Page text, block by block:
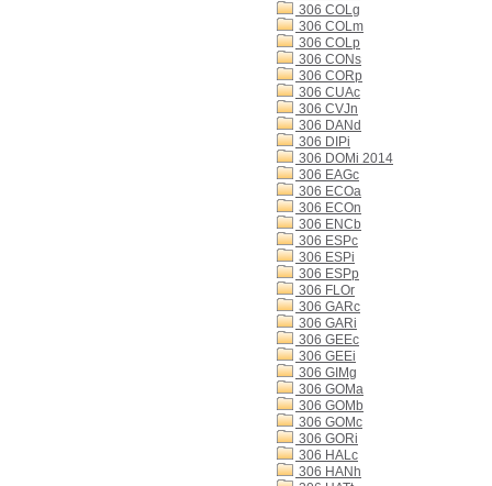
306 COLg
306 COLm
306 COLp
306 CONs
306 CORp
306 CUAc
306 CVJn
306 DANd
306 DIPi
306 DOMi 2014
306 EAGc
306 ECOa
306 ECOn
306 ENCb
306 ESPc
306 ESPi
306 ESPp
306 FLOr
306 GARc
306 GARi
306 GEEc
306 GEEi
306 GIMg
306 GOMa
306 GOMb
306 GOMc
306 GORi
306 HALc
306 HANh